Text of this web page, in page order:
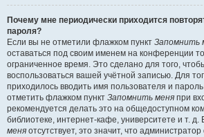
Почему мне периодически приходится
пароля?
Если вы не отметили флажком пункт Запомнить
оставаться под своим именем на конференции
ограниченное время. Это сделано для того,
воспользоваться вашей учётной записью. Для
приходилось вводить имя пользователя и
отметить флажком пункт Запомнить меня при
рекомендуется делать это на общедоступном
библиотеке, интернет-кафе, университете и т. д.
меня отсутствует, это значит, что